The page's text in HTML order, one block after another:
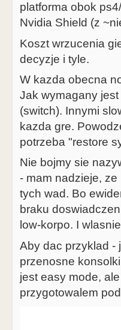
platforma obok
Nvidia Shield (z
Koszt wrzucenia
decyzje i tyle.
W kazda obecna
Jak wymagany
(switch). Innymi
kazda gre.
potrzeba "restore
Nie bojmy sie
- mam nadzieje,
tych wad. Bo
braku
low-korpo. I
Aby dac przyklad -
przenosne
jest easy mode,
przygotowalem